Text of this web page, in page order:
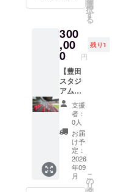
ださ
た公園
ること
がござ
いま
す。 ※
ベンチ
そのも
のの所
有権を
譲渡す
るもの
ではあ
りませ
ん。 ※
万が
一、天
災など
パーク
※ベンチ
はお選
びいた
だけま
せん。
また公
園内で
移動さ
せるこ
とがご
ざいま
す。予
めご了
承くだ
さい。
※ベンチ
そのも
す。
のメ
ニュー
が提供
い場
合、
同等の
内容に
てお食
事をご
用意い
たしま
す。 ・
食事券
は郵送
させて
シトロ
ン（レ
モン）×
２ プ
レーン
とシト
ロンに
は豊田
スタジ
アムの
焼き印
入り。
・賞味
期限
制作後
約１カ
選手エリアまで
ご案内します。
ツアー開催日を
ご都合がつかな
かった場合は
ZEBRA Coffee
& Croissant
コーヒー券４
枚 （全ドリン
ク本体に使えま
す。）を代替え
として郵送いた
します。 ※とよ
たスポーツパー
ク店のみで使用
選
択
す
る
300
,00
0 円
残り1
【豊田
スタジ
アム
スー
パー
ルーム
観戦利
用券】
〈リ
ターン
内容〉
①豊田
スタジ
支援
者：
0人
お届
け予
定：
2026
年09
月
こ
の
リ